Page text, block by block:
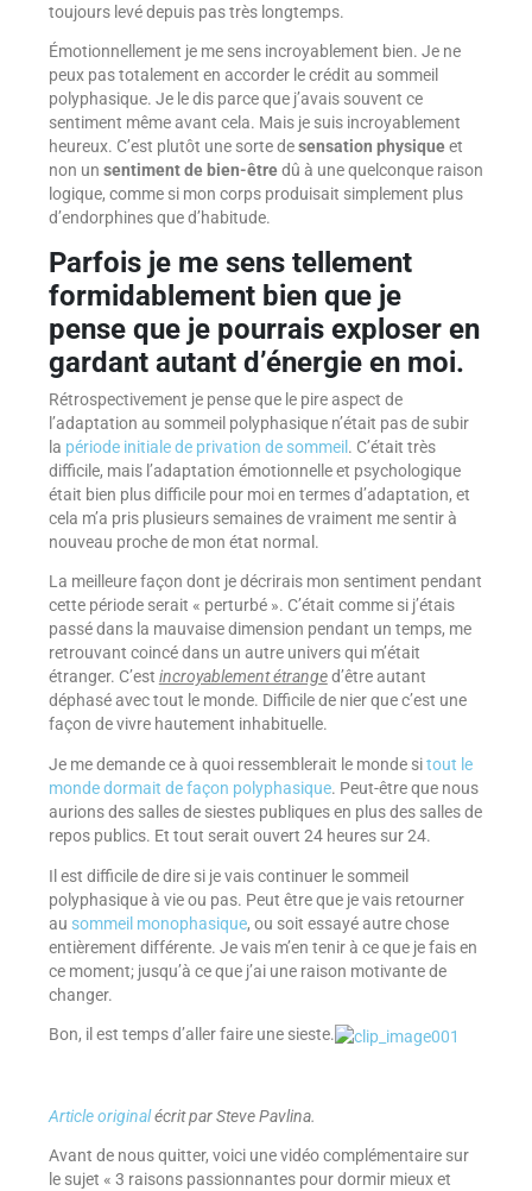
toujours levé depuis pas très longtemps.
Émotionnellement je me sens incroyablement bien. Je ne
peux pas totalement en accorder le crédit au sommeil
polyphasique. Je le dis parce que j’avais souvent ce
sentiment même avant cela. Mais je suis incroyablement
heureux. C’est plutôt une sorte desensation physiqueet
non un sentiment de bien-êtredû à une quelconque raison
logique, comme si mon corps produisait simplement plus
d’endorphines que d’habitude.
Parfois je me sens tellement
formidablement bien que je
pense que je pourrais exploser en
gardant autant d’énergie en moi.
Rétrospectivement je pense que le pire aspect de
l’adaptation au sommeil polyphasique n’était pas de subir
la période initiale de privation de sommeil . C’était très
difficile, mais l’adaptation émotionnelle et psychologique
était bien plus difficile pour moi en termes d’adaptation, et
cela m’a pris plusieurs semaines de vraiment me sentir à
nouveau proche de mon état normal.
La meilleure façon dont je décrirais mon sentiment pendant
cette période serait « perturbé ». C’était comme si j’étais
passé dans la mauvaise dimension pendant un temps, me
retrouvant coincé dans un autre univers qui m’était
étranger. C’est incroyablement étranged’être autant
déphasé avec tout le monde. Difficile de nier que c’est une
façon de vivre hautement inhabituelle.
Je me demande ce à quoi ressemblerait le monde sitout le
monde dormait de façon polyphasique. Peut-être que nous
aurions des salles de siestes publiques en plus des salles de
repos publics. Et tout serait ouvert 24 heures sur 24.
Il est difficile de dire si je vais continuer le sommeil
polyphasique à vie ou pas. Peut être que je vais retourner
au sommeil monophasique, ou soit essayé autre chose
entièrement différente. Je vais m’en tenir à ce que je fais en
ce moment; jusqu’à ce que j’ai une raison motivante de
changer.
Bon, il est temps d’aller faire une sieste.
Article originalécrit par Steve Pavlina.
Avant de nous quitter, voici une vidéo complémentaire sur
le sujet « 3 raisons passionnantes pour dormir mieux et